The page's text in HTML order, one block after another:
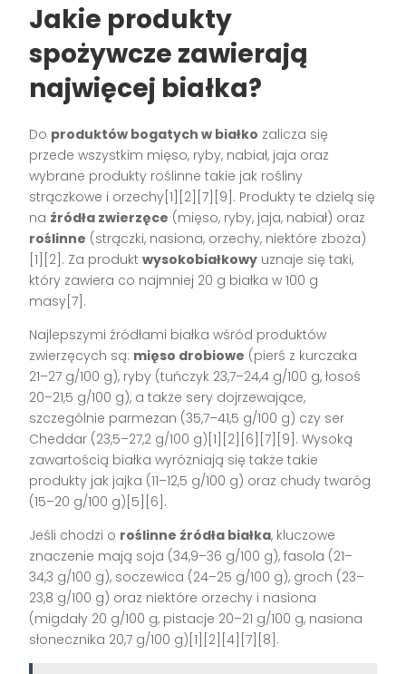
Jakie produkty
spożywcze zawierają
najwięcej białka?
Do produktów bogatych w białko zalicza się
przede wszystkim mięso, ryby, nabiał, jaja oraz
wybrane produkty roślinne takie jak rośliny
strączkowe i orzechy[1][2][7][9]. Produkty te dzielą się
na źródła zwierzęce (mięso, ryby, jaja, nabiał) oraz
roślinne (strączki, nasiona, orzechy, niektóre zboża)
[1][2]. Za produktwysokobiałkowy uznaje się taki,
który zawiera co najmniej 20 g białka w 100 g
masy[7].
Najlepszymi źródłami białka wśród produktów
zwierzęcych są: mięso drobiowe (pierś z kurczaka
21–27 g/100 g), ryby (tuńczyk 23,7–24,4 g/100 g, łosoś
20–21,5 g/100 g), a także sery dojrzewające,
szczególnie parmezan (35,7–41,5 g/100 g) czy ser
Cheddar (23,5–27,2 g/100 g)[1][2][6][7][9]. Wysoką
zawartością białka wyróżniają się także takie
produkty jak jajka (11–12,5 g/100 g) oraz chudy twaróg
(15–20 g/100 g)[5][6].
Jeśli chodzi o roślinne źródła białka, kluczowe
znaczenie mają soja (34,9–36 g/100 g), fasola (21–
34,3 g/100 g), soczewica (24–25 g/100 g), groch (23–
23,8 g/100 g) oraz niektóre orzechy i nasiona
(migdały 20 g/100 g, pistacje 20–21 g/100 g, nasiona
słonecznika 20,7 g/100 g)[1][2][4][7][8].